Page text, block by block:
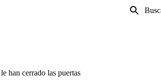
han cerrado las puertas